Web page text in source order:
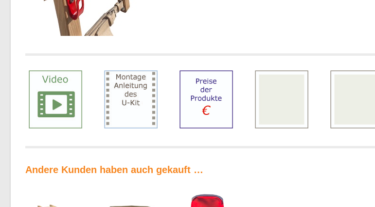
Andere Kunden haben auch gekauft …